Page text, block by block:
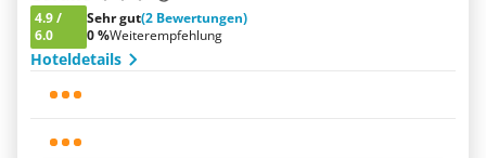
4.9/
6.0
Sehr gut(2 Bewertungen)
0 %Weiterempfehlung
Hoteldetails